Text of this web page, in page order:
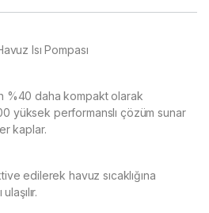
Isı Pompası
%40 daha kompakt olarak
yüksek performanslı çözüm sunar
kaplar.
edilerek havuz sıcaklığına